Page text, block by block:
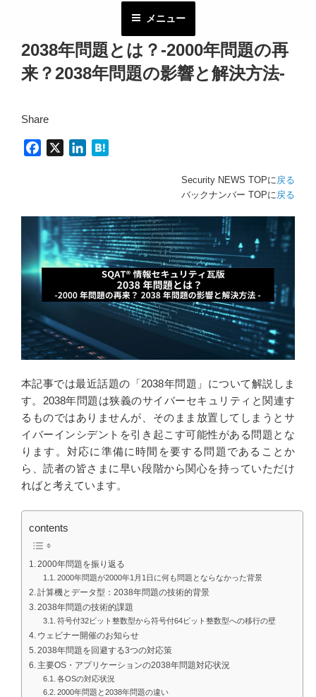
メニュー
2038年問題とは？-2000年問題の再
来？2038年問題の影響と解決方法-
Share
b
o
o
k
e
d
I
n
n
a
Security NEWS TOPに戻る
バックナンバー TOPに戻る
本記事では最近話題の「2038年問題」について解説しま
す。2038年問題は狭義のサイバーセキュリティと関連す
るものではありませんが、そのまま放置してしまうとサ
イバーインシデントを引き起こす可能性がある問題とな
ります。対応に準備に時間を要する問題であることか
ら、読者の皆さまに早い段階から関心を持っていただけ
ればと考えています。
contents
2000年問題を振り返る
2000年問題が2000年1月1日に何も問題とならなかった背景
計算機とデータ型：2038年問題の技術的背景
2038年問題の技術的課題
符号付32ビット整数型から符号付64ビット整数型への移行の壁
ウェビナー開催のお知らせ
2038年問題を回避する3つの対応策
主要OS・アプリケーションの2038年問題対応状況
各OSの対応状況
2000年問題と2038年問題の違い